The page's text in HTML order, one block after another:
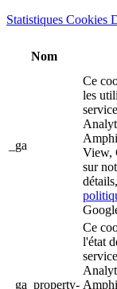
Statistiques Cookies
Nom
_ga
Ce
les
View,
sur
_ga_property-
Ce
l'état